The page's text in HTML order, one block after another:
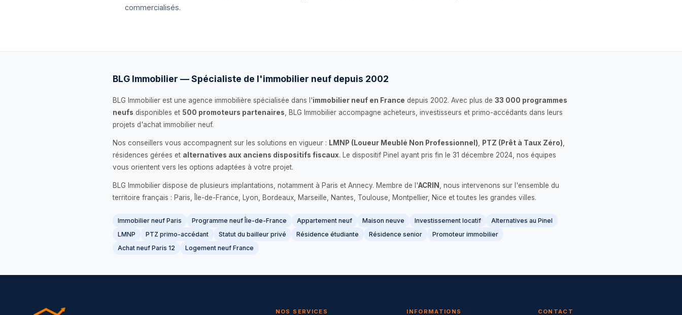
commercialisés.
BLG Immobilier — Spécialiste de l'immobilier neuf depuis 2002
BLG Immobilier est une agence immobilière spécialisée dans l'immobilier neuf en France depuis 2002. Avec plus de 33 000 programmes
neufs disponibles et 500 promoteurs partenaires , BLG Immobilier accompagne acheteurs, investisseurs et primo-accédants dans leurs
projets d'achat immobilier neuf.
Nos conseillers vous accompagnent sur les solutions en vigueur : LMNP (Loueur Meublé Non Professionnel) PTZ (Prêt à Taux Zéro)
résidences gérées et alternatives aux anciens dispositifs fiscaux. Le dispositif Pinel ayant pris fin le 31 décembre 2024, nos équipes
vous orientent vers les options adaptées à votre projet.
BLG Immobilier dispose de plusieurs implantations, notamment à Paris et Annecy. Membre de l'ACRIN
, nous intervenons sur l'ensemble du
territoire français : Paris, Île-de-France, Lyon, Bordeaux, Marseille, Nantes, Toulouse, Montpellier, Nice et toutes les grandes villes.
Immobilier neuf Paris Programme neuf Île-de-France Appartement neuf Maison neuve Investissement locatif
Alternatives au Pinel
LMNP
PTZ primo-accédant Statut du bailleur privé Résidence étudiante Résidence senior
Promoteur immobilier
Achat neuf Paris 12
Logement neuf France
NOS SERVICES INFORMATIONS CONTACT